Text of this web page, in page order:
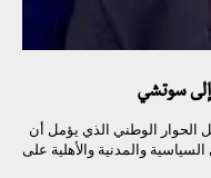
سوتشي
الوطني الذي يؤمل أن
والمدنية والأهلية على